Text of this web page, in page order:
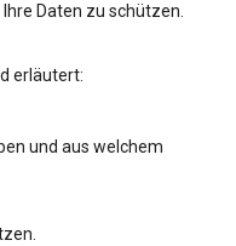
Daten zu schützen.
erläutert:
und aus welchem